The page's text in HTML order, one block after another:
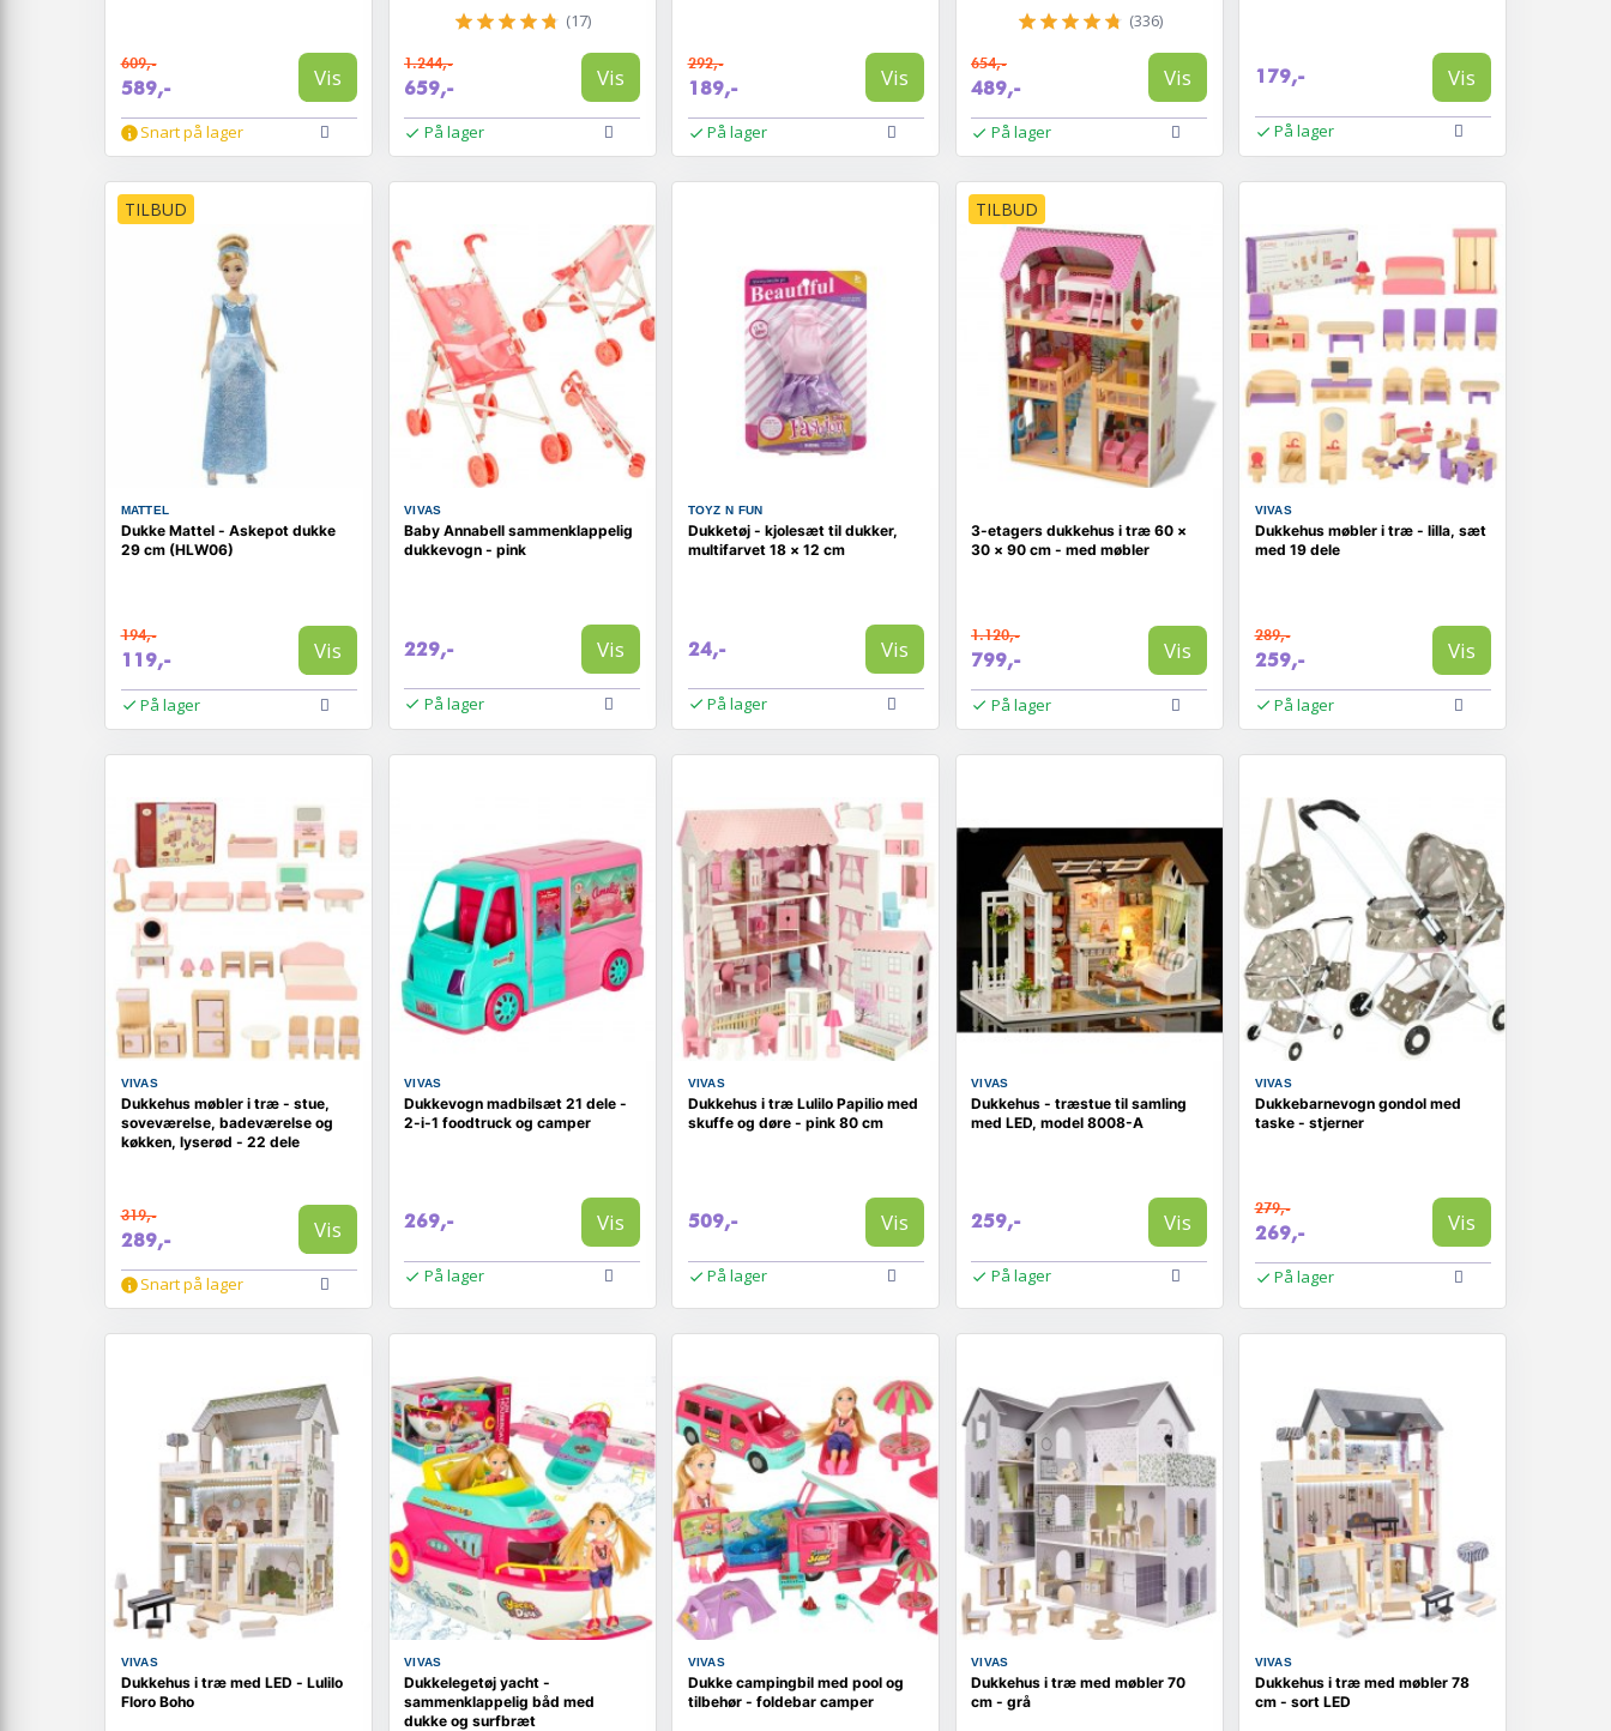
609,-
589,- Vis
Snart på lager
(17)
1.244,-
659,- Vis
På lager
292,-
189,- Vis
På lager
(336)
654,-
489,- Vis
På lager
179,- Vis
På lager
TILBUD
MATTEL
Dukke Mattel - Askepot dukke
29 cm (HLW06)
194,-
119,- Vis
På lager
VIVAS
Baby Annabell sammenklappelig
dukkevogn - pink
229,- Vis
På lager
TOYZ N FUN
Dukketøj - kjolesæt til dukker,
multifarvet 18 × 12 cm
24,- Vis
På lager
TILBUD
3-etagers dukkehus i træ 60 ×
30 × 90 cm - med møbler
1.120,-
799,- Vis
På lager
VIVAS
Dukkehus møbler i træ - lilla, sæt
med 19 dele
289,-
259,- Vis
På lager
VIVAS
Dukkehus møbler i træ - stue,
soveværelse, badeværelse og
køkken, lyserød - 22 dele
319,-
289,- Vis
Snart på lager
VIVAS
Dukkevogn madbilsæt 21 dele -
2-i-1 foodtruck og camper
269,- Vis
På lager
VIVAS
Dukkehus i træ Lulilo Papilio med
skuffe og døre - pink 80 cm
509,- Vis
På lager
VIVAS
Dukkehus - træstue til samling
med LED, model 8008-A
259,- Vis
På lager
VIVAS
Dukkebarnevogn gondol med
taske - stjerner
279,-
269,- Vis
På lager
VIVAS
Dukkehus i træ med LED - Lulilo
Floro Boho
VIVAS
Dukkelegetøj yacht -
sammenklappelig båd med
dukke og surfbræt
VIVAS
Dukke campingbil med pool og
tilbehør - foldebar camper
VIVAS
Dukkehus i træ med møbler 70
cm - grå
VIVAS
Dukkehus i træ med møbler 78
cm - sort LED